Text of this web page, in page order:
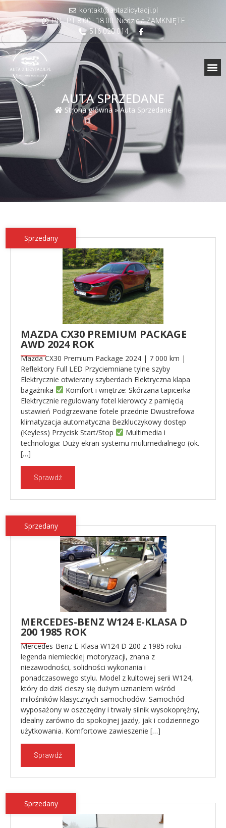
kontakt@autazlicytacji.pl
PN - PT 8.00 - 18.00. Niedziela ZAMKNIĘTE
516 020 014
AUTA SPRZEDANE
Strona główna»Auta Sprzedane
Sprzedany
MAZDA CX30 PREMIUM PACKAGE
AWD 2024 ROK
Mazda CX30 Premium Package 2024 | 7 000 km |
Reflektory Full LED Przyciemniane tylne szyby
Elektrycznie otwierany szyberdach Elektryczna klapa
bagażnika
Komfort i wnętrze: Skórzana tapicerka
Elektrycznie regulowany fotel kierowcy z pamięcią
ustawień Podgrzewane fotele przednie Dwustrefowa
klimatyzacja automatyczna Bezkluczykowy dostęp
(Keyless) Przycisk Start/Stop
Multimedia i
technologia: Duży ekran systemu multimedialnego (ok.
[…]
Sprawdź
Sprzedany
MERCEDES-BENZ W124 E-KLASA D
200 1985 ROK
Mercedes-Benz E-Klasa W124 D 200 z 1985 roku –
legenda niemieckiej motoryzacji, znana z
niezawodności, solidności wykonania i
ponadczasowego stylu. Model z kultowej serii W124,
który do dziś cieszy się dużym uznaniem wśród
miłośników klasycznych samochodów. Samochód
wyposażony w oszczędny i trwały silnik wysokoprężny,
idealny zarówno do spokojnej jazdy, jak i codziennego
użytkowania. Komfortowe zawieszenie […]
Sprawdź
Sprzedany